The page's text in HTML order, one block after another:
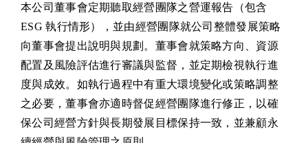
本公司董事會定期聽取經營團隊之營運報告（包含
ESG 執行情形），並由經營團隊就公司整體發展策略
向董事會提出說明與規劃。董事會就策略方向、資源
配置及風險評估進行審議與監督，並定期檢視執行進
度與成效。如執行過程中有重大環境變化或策略調整
之必要，董事會亦適時督促經營團隊進行修正，以確
保公司經營方針與長期發展目標保持一致，並兼顧永